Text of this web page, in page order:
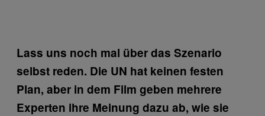
Lass uns noch mal über das Szenario
selbst reden. Die UN hat keinen festen
Plan, aber in dem Film geben mehrere
Experten ihre Meinung dazu ab, wie sie